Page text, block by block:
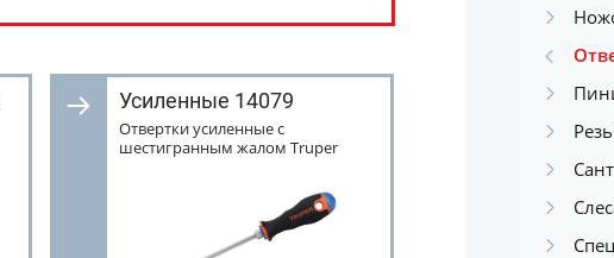
Усиленные 14079
Отвертки усиленные с
шестигранным жалом Truper